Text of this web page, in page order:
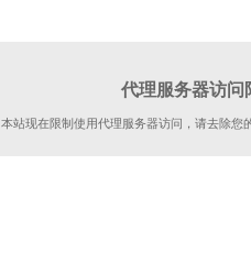
代理服务器访问
本站现在限制使用代理服务器访问，请去除您